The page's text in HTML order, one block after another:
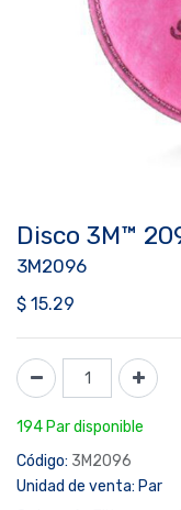
Disco 3M™
3M2096
$ 15.29
194 Par disponible
Código: 3M2096
Unidad de venta: Par